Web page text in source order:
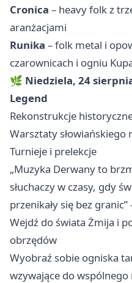
Cronica – heavy folk z
aranżacjami
Runika – folk metal i
czarownicach i ogniu
🌿 Niedziela, 24
Legend
Rekonstrukcje
Warsztaty słowiańskiego
Turnieje i prelekcje
„Muzyka Derwany to
słuchaczy w czasy, gdy
przenikały się bez
Wejdź do świata Żmija i
obrzędów
Wyobraź sobie ogniska
wzywające do